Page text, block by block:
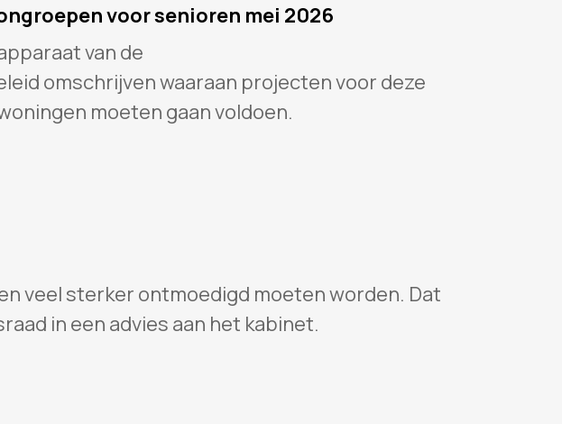
voor senioren mei 2026
van de
omschrijven waaraan projecten voor deze
moeten gaan voldoen.
veel sterker ontmoedigd moeten worden. Dat
in een advies aan het kabinet.